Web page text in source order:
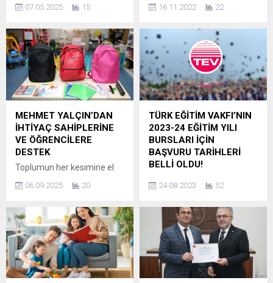
daha rengarenk
“İçinizdeki Çocuğun
Özgürlük Zamanı Geldi!”
sloganıyla düzenlenecek 20.
Uluslararası Uçurtma
Festivali, 11 Mayıs 2025
Pazar günü Gümbet
Değirmenler Mevkisi’nde
gerçekleştirilecek. Sabah
10.00’da başlayacak olan
festival, gün boyu sürecek
kadar sürecek. Festival, her
yaştan katılımcıya açık ve
07.05.2025 15
Dizileri” araştırmasına göre
dizilerde yüzde 21,4 ile
Gönül Dağı liste birincisi oldu.
Yayın hayatı sona eren
dizilerde ise ilk sırada yüzde
13 ile Diriliş Ertuğrul yer aldı.
En Sevilen Dizi: Gönül Dağı
Yorucu bir...
16.11.2022 22
MEHMET YALÇIN’DAN
İHTİYAÇ SAHİPLERİNE
VE ÖĞRENCİLERE
DESTEK
Toplumun her kesimine el
Mehmet Yalçın, özellikle
ve Yetim bireylerin yanında
olmaya devam ediyor. Yeni
eğitim sezonuyla birlikte
Batman’da eğitim gören
yetim çocuklara yönelik
anlamlı bir destek çalışması
06.09.2025 20
TÜRK EĞİTİM VAKFI’NIN
2023-24 EĞİTİM YILI
BURSLARI İÇİN
BAŞVURU TARİHLERİ
BELLİ OLDU!
eşitliği için çalışan Türk
24 akademik yılı bursları için
başvuru başlangıç ve bitiş
tarihleri belli oldu! Başarılı ve
maddi desteğe ihtiyacı olan
meslek lisesi, üniversite,
yüksek lisans ve doktora
24.08.2023 52